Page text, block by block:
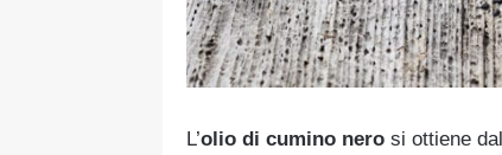
L’olio di cumino nero si ottiene